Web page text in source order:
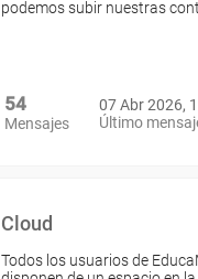
podemos subir nuestras
54
Mensajes
07 Abr 2026,
Último
Cloud
Todos los usuarios de